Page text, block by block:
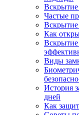
Вскрытие
Частые
Как
Виды
История
дней
Как